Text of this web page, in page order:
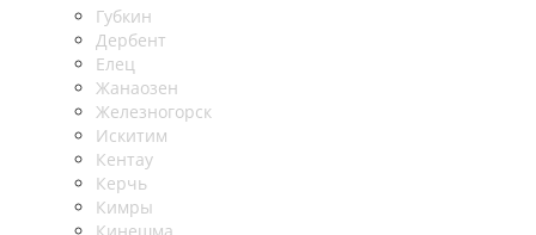
Губкин
Дербент
Елец
Жанаозен
Железногорск
Искитим
Кентау
Керчь
Кимры